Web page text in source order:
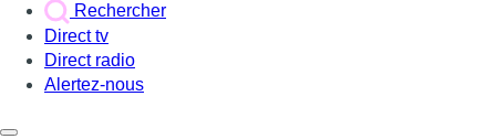
Rechercher
Direct tv
Direct radio
Alertez-nous